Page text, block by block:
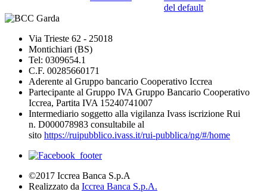
del default
Via Trieste 62 - 25018
Montichiari (BS)
Tel: 0309654.1
C.F. 00285660171
Aderente al Gruppo bancario Cooperativo Iccrea
Partecipante al Gruppo IVA Gruppo Bancario Cooperativo
Iccrea, Partita IVA 15240741007
Intermediario soggetto alla vigilanza Ivass iscrizione Rui
n. D000078983 consultabile al
sito https://ruipubblico.ivass.it/rui-pubblica/ng/#/home
©2017 Iccrea Banca S.p.A
Realizzato da Iccrea Banca S.p.A.